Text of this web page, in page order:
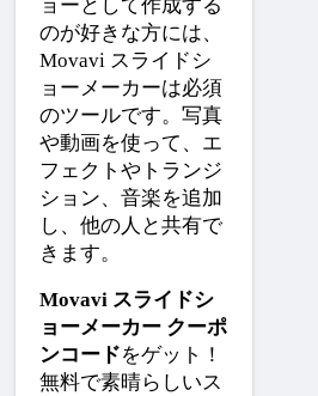
ョーとして作成する
のが好きな方には、
Movavi スライドシ
ョーメーカーは必須
のツールです。写真
や動画を使って、エ
フェクトやトランジ
ション、音楽を追加
し、他の人と共有で
きます。
Movavi スライドシ
ョーメーカー クーポ
ンコードをゲット！
無料で素晴らしいス